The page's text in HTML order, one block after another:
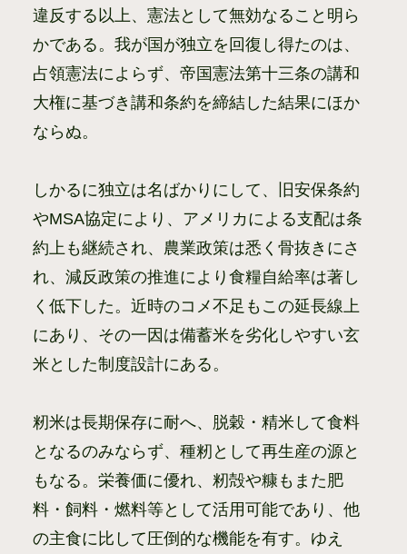
違反する以上、憲法として無効なること明ら
かである。我が国が独立を回復し得たのは、
占領憲法によらず、帝国憲法第十三条の講和
大権に基づき講和条約を締結した結果にほか
ならぬ。
しかるに独立は名ばかりにして、旧安保条約
やMSA協定により、アメリカによる支配は条
約上も継続され、農業政策は悉く骨抜きにさ
れ、減反政策の推進により食糧自給率は著し
く低下した。近時のコメ不足もこの延長線上
にあり、その一因は備蓄米を劣化しやすい玄
米とした制度設計にある。
籾米は長期保存に耐へ、脱穀・精米して食料
となるのみならず、種籾として再生産の源と
もなる。栄養価に優れ、籾殻や糠もまた肥
料・飼料・燃料等として活用可能であり、他
の主食に比して圧倒的な機能を有す。ゆえ